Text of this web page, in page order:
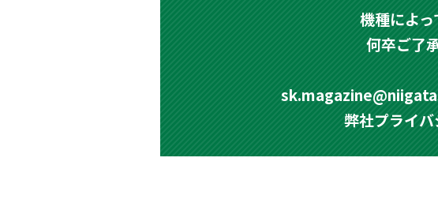
機種によっ
何卒ご了
弊社プライ